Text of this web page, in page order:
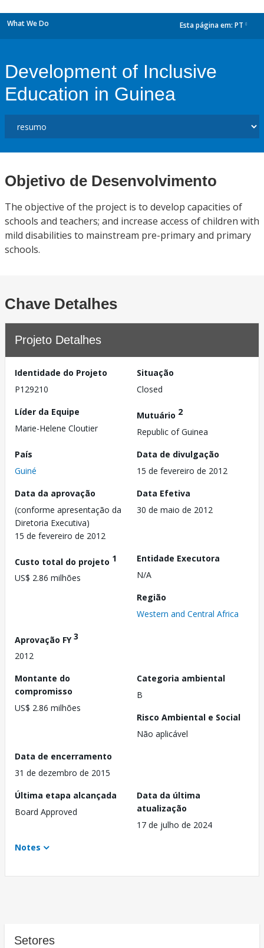
What We Do Esta página em: PT
Development of Inclusive
Education in Guinea
Objetivo de Desenvolvimento
The objective of the project is to develop capacities of
schools and teachers; and increase access of children with
mild disabilities to mainstream pre-primary and primary
schools.
Chave Detalhes
Projeto Detalhes
Identidade do Projeto
P129210
Situação
Closed
Líder da Equipe
Marie-Helene Cloutier
Mutuário 2
Republic of Guinea
País
Guiné
Data de divulgação
15 de fevereiro de 2012
Data da aprovação
(conforme apresentação da
Diretoria Executiva)
15 de fevereiro de 2012
Data Efetiva
30 de maio de 2012
Custo total do projeto 1
US$ 2.86 milhões
Entidade Executora
N/A
Região
Western and Central Africa
Aprovação FY3
2012
Montante do
compromisso
US$ 2.86 milhões
Categoria ambiental
B
Risco Ambiental e Social
Não aplicável
Data de encerramento
31 de dezembro de 2015
Última etapa alcançada
Board Approved
Data da última
atualização
17 de julho de 2024
Notes
Setores